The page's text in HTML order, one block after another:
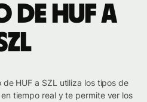
HUF a
HUF a SZL utiliza los tipos de
tiempo real y te permite ver los